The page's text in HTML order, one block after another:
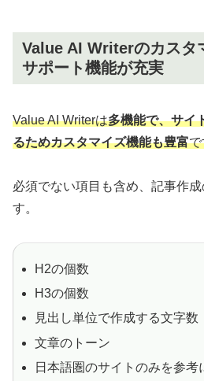
Value AI Writerのカスタ
サポート機能が充実
Value AI Writerは多機能で、サイ
るためカスタマイズ機能も豊富で
必須でない項目も含め、記事作
す。
H2の個数
H3の個数
見出し単位で作成する文字数
文章のトーン
日本語圏のサイトのみを参考